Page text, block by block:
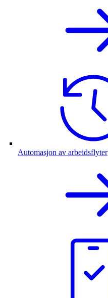
Automasjon av arbeidsflyter